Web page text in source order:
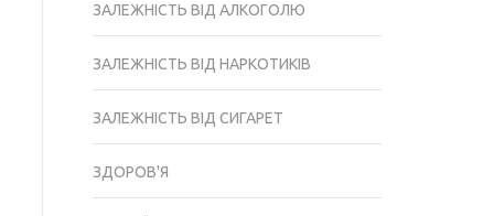
ЗАЛЕЖНІСТЬ ВІД АЛКОГОЛЮ
ЗАЛЕЖНІСТЬ ВІД НАРКОТИКІВ
ЗАЛЕЖНІСТЬ ВІД СИГАРЕТ
ЗДОРОВ'Я